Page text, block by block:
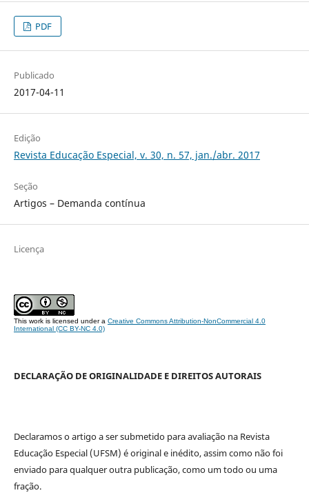
PDF
Publicado
2017-04-11
Edição
Revista Educação Especial, v. 30, n. 57, jan./abr. 2017
Seção
Artigos – Demanda contínua
Licença
This work is licensed under a Creative Commons Attribution-NonCommercial 4.0
International (CC BY-NC 4.0)
DECLARAÇÃO DE ORIGINALIDADE E DIREITOS AUTORAIS
Declaramos o artigo a ser submetido para avaliação na Revista
Educação Especial (UFSM) é original e inédito, assim como não foi
enviado para qualquer outra publicação, como um todo ou uma
fração.